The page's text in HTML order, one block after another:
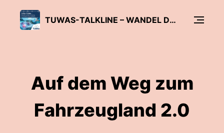
TUWAS-TALKLINE – WANDEL DER WERTSCHÖPFUNG IM ANTRIEBSSTRANG GESTALTEN
Auf dem Weg zum
Fahrzeugland 2.0